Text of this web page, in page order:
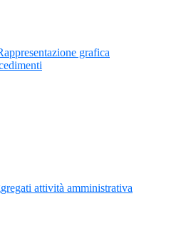
grafica
attività amministrativa